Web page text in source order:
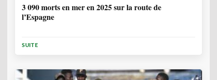
3 090 morts en mer en 2025 sur la route de
l’Espagne
SUITE